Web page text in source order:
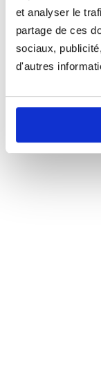
et analyser le
partage de ces
sociaux,
d'autres